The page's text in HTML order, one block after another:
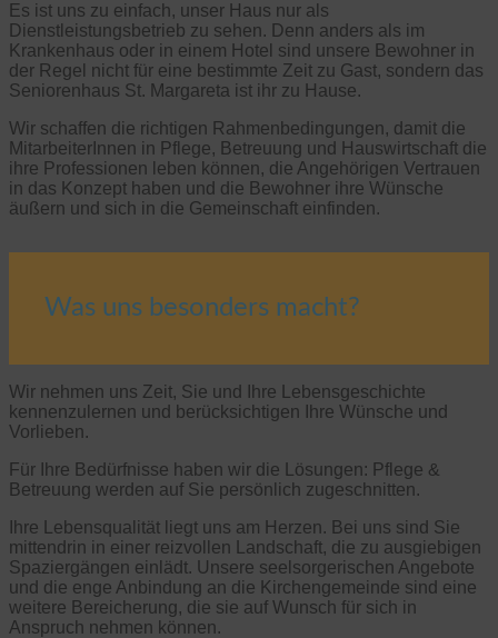
Es ist uns zu einfach, unser Haus nur als
Dienstleistungsbetrieb zu sehen. Denn anders als im
Krankenhaus oder in einem Hotel sind unsere Bewohner in
der Regel nicht für eine bestimmte Zeit zu Gast, sondern das
Seniorenhaus St. Margareta ist ihr zu Hause.
Wir schaffen die richtigen Rahmenbedingungen, damit die
MitarbeiterInnen in Pflege, Betreuung und Hauswirtschaft die
ihre Professionen leben können, die Angehörigen Vertrauen
in das Konzept haben und die Bewohner ihre Wünsche
äußern und sich in die Gemeinschaft einfinden.
Was uns besonders macht?
Wir nehmen uns Zeit, Sie und Ihre Lebensgeschichte
kennenzulernen und berücksichtigen Ihre Wünsche und
Vorlieben.
Für Ihre Bedürfnisse haben wir die Lösungen: Pflege &
Betreuung werden auf Sie persönlich zugeschnitten.
Ihre Lebensqualität liegt uns am Herzen. Bei uns sind Sie
mittendrin in einer reizvollen Landschaft, die zu ausgiebigen
Spaziergängen einlädt. Unsere seelsorgerischen Angebote
und die enge Anbindung an die Kirchengemeinde sind eine
weitere Bereicherung, die sie auf Wunsch für sich in
Anspruch nehmen können.